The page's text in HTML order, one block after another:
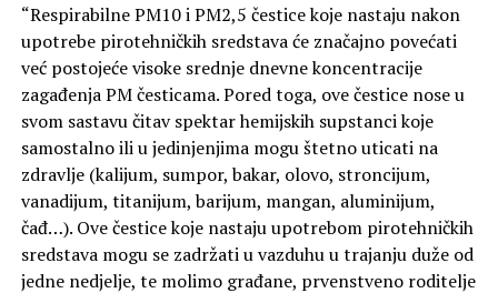
“Respirabilne PM10 i PM2,5 čestice koje nastaju nakon
upotrebe pirotehničkih sredstava će značajno povećati
već postojeće visoke srednje dnevne koncentracije
zagađenja PM česticama. Pored toga, ove čestice nose u
svom sastavu čitav spektar hemijskih supstanci koje
samostalno ili u jedinjenjima mogu štetno uticati na
zdravlje (kalijum, sumpor, bakar, olovo, stroncijum,
vanadijum, titanijum, barijum, mangan, aluminijum,
čađ…). Ove čestice koje nastaju upotrebom pirotehničkih
sredstava mogu se zadržati u vazduhu u trajanju duže od
jedne nedjelje, te molimo građane, prvenstveno roditelje